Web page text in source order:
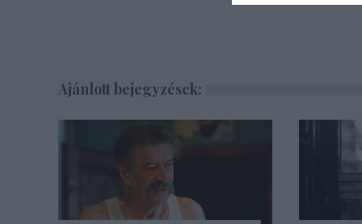
Ajánlott bejegyzések: